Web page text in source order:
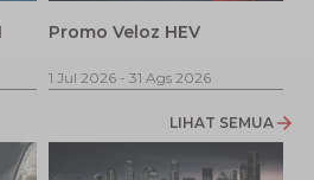
Promo Veloz HEV
1 Jul 2026 - 31 Ags 2026
LIHAT SEMUA